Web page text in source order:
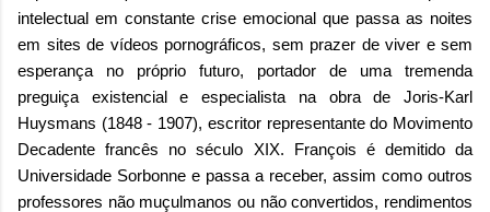
intelectual em constante crise emocional que passa as noites
em sites de vídeos pornográficos, sem prazer de viver e sem
esperança no próprio futuro, portador de uma tremenda
preguiça existencial e especialista na obra de Joris-Karl
Huysmans (1848 - 1907), escritor representante do Movimento
Decadente francês no século XIX. François é demitido da
Universidade Sorbonne e passa a receber, assim como outros
professores não muçulmanos ou não convertidos, rendimentos